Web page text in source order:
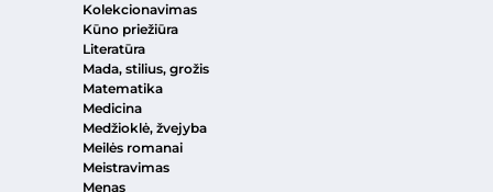
Kolekcionavimas
Kūno priežiūra
Literatūra
Mada, stilius, grožis
Matematika
Medicina
Medžioklė, žvejyba
Meilės romanai
Meistravimas
Menas